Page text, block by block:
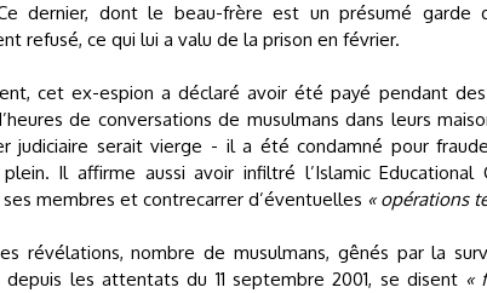
dernier, dont le beau-frère est un présumé garde
refusé, ce qui lui a valu de la prison en février.
cet ex-espion a déclaré avoir été payé pendant
de conversations de musulmans dans leurs
judiciaire serait vierge - il a été condamné pour
plein. Il affirme aussi avoir infiltré l’Islamic
membres et contrecarrer d’éventuelles « opérations
révélations, nombre de musulmans, gênés par la
depuis les attentats du 11 septembre 2001, se disent «